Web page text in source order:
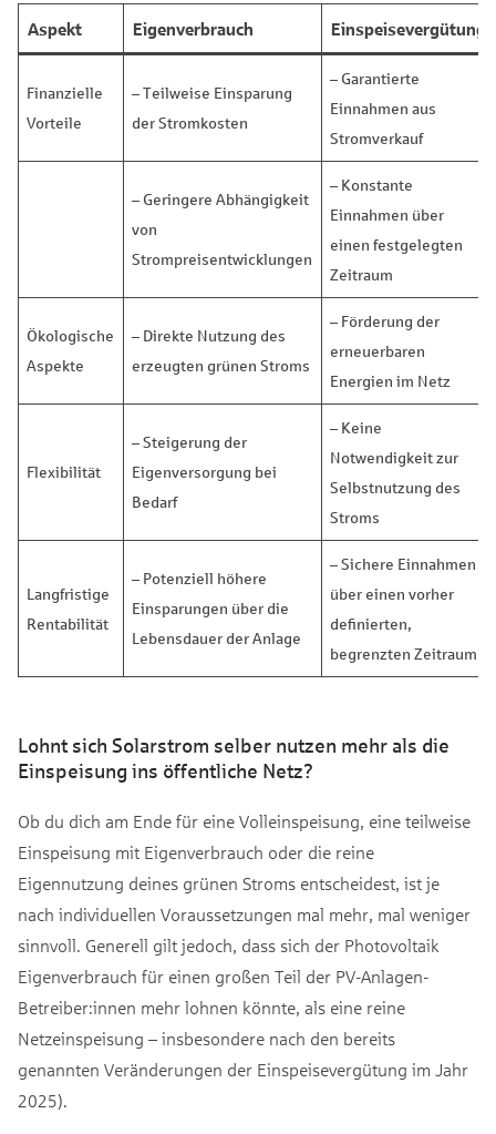
Aspekt Eigenverbrauch Einspeisevergütung
Finanzielle
Vorteile
– Teilweise Einsparung
der Stromkosten
– Garantierte
Einnahmen aus
Stromverkauf
– Geringere Abhängigkeit
von
Strompreisentwicklungen
– Konstante
Einnahmen über
einen festgelegten
Zeitraum
Ökologische
Aspekte
– Direkte Nutzung des
erzeugten grünen Stroms
– Förderung der
erneuerbaren
Energien im Netz
Flexibilität
– Steigerung der
Eigenversorgung bei
Bedarf
– Keine
Notwendigkeit zur
Selbstnutzung des
Stroms
Langfristige
Rentabilität
– Potenziell höhere
Einsparungen über die
Lebensdauer der Anlage
– Sichere Einnahmen
über einen vorher
definierten,
begrenzten Zeitraum
Lohnt sich Solarstrom selber nutzen mehr als die
Einspeisung ins öffentliche Netz?
Ob du dich am Ende für eine Volleinspeisung, eine teilweise
Einspeisung mit Eigenverbrauch oder die reine
Eigennutzung deines grünen Stroms entscheidest, ist je
nach individuellen Voraussetzungen mal mehr, mal weniger
sinnvoll. Generell gilt jedoch, dass sich der Photovoltaik
Eigenverbrauch für einen großen Teil der PV-Anlagen-
Betreiber:innen mehr lohnen könnte, als eine reine
Netzeinspeisung – insbesondere nach den bereits
genannten Veränderungen der Einspeisevergütung im Jahr
2025).